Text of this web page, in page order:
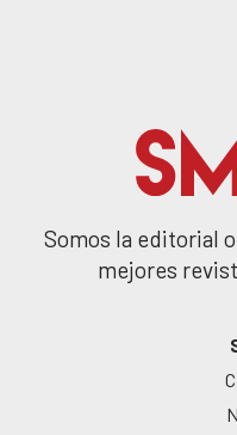
Somos la editorial
mejores